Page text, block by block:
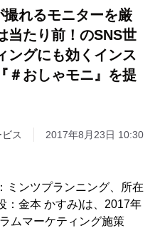
れるモニターを厳
当たり前！のSNS世
ングにも効くインス
＃おしゃモニ』を提
ス 2017年8月23日 10:30
ミンツプランニング、所在
：金本 かすみ)は、2017年
ムマーケティング施策